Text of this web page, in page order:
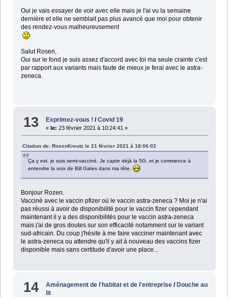
Oui je vais essayer de voir avec elle mais je l'ai vu la semaine
dernière et elle ne semblait pas plus avancé que moi pour obtenir
des rendez-vous malheureusement
Salut Rosen,
Oui sur le fond je suis assez d'accord avec toi ma seule crainte c'est
par rapport aux variants mais faute de mieux je ferai avec le astra-
zeneca.
13 Exprimez-vous ! /Covid 19
«le: 23 février 2021 à 10:24:41 »
Citation de: RosenKreutz le 21 février 2021 à 18:06:02
Ça y est, je suis semi-vacciné. Je capte déjà la 5G, et je commence à
entendre la voix de Bill Gates dans ma tête.
Bonjour Rozen.
Vacciné avec le vaccin pfizer où le vaccin astra-zeneca ? Moi je n'ai
pas réussi à avoir de disponibilité pour le vaccin fizer cependant
maintenant il y a des disponibilités pour le vaccin astra-zeneca
mais j'ai de gros doutes sur son efficacité notamment sur le variant
sud-africain. Du coup j'hésite à me faire vacciner maintenant avec
le astra-zeneca ou attendre qu'il y ait à nouveau des vaccins fizer
disponible mais sans certitude d'avoir une place...
14 Aménagement de l'habitat et de l'entreprise / Douche au
lit